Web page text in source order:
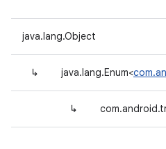
java.lang.Object
↳ java.lang.Enum<
↳